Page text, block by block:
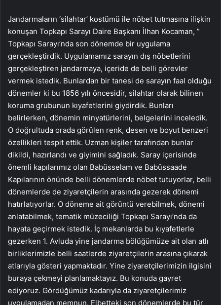
Jandarmaların ‘silahtar’ kostümü ile nöbet tutmasına ilişkin
konuşan Topkapı Sarayı Daire Başkanı İlhan Kocaman, ”
Topkapı Sarayı’nda son dönemde bir uygulama
gerçekleştirdik. Uygulamamız sarayın dış nöbetlerini
gerçekleştiren jandarmaya, içeride de belli görevler
vermek istedik. Bunlardan bir tanesi de sarayın faal olduğu
dönemler ki bu 1856 yılı öncesidir, silahtar olarak bilinen
koruma grubunun kıyafetlerini giydirdik. Bunları
belirlerken, dönemin minyatürlerini, belgelerini inceledik.
O doğrultuda orada görülen renk, desen ve boyut benzeri
özellikleri tespit ettik. Uzman kişiler tarafından bunlar
dikildi, hazırlandı ve giyimini sağladık. Saray içerisinde
önemli kapılarımız olan Babüsselam ve Babüssaade
Kapılarının önünde belli dönemlerde nöbet tutuyorlar, belli
dönemlerde de ziyaretçilerin arasında gezerek dönemi
hatırlatıyorlar. O döneme ait görüntü verebilmek, dönemi
anlatabilmek, tematik müzeciliği Topkapı Sarayı’nda da
hayata geçirmek istedik. İç mekanlarda bu kıyafetlerle
gezerken 1. Avluda yine jandarma bölüğümüze ait olan atlı
birliklerimizle belli saatlerde ziyaretçilerin arasına çıkarak
atlarıyla gösteri yapmaktadır. Yine ziyaretçilerimizin ilgisini
buraya çekmeyi planlamaktayız. Bu konuda gayret
ediyoruz. Gördüğümüz kadarıyla da ziyaretçilerimiz
uygulamadan memnun. Elbetteki son dönemlerde bu tür